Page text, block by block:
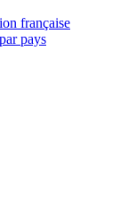
française
pays